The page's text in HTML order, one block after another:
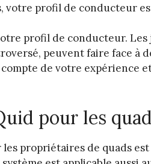
votre profil de conducteur
profil de conducteur.
peuvent faire face à
de votre expérience
pour les
propriétaires de quads